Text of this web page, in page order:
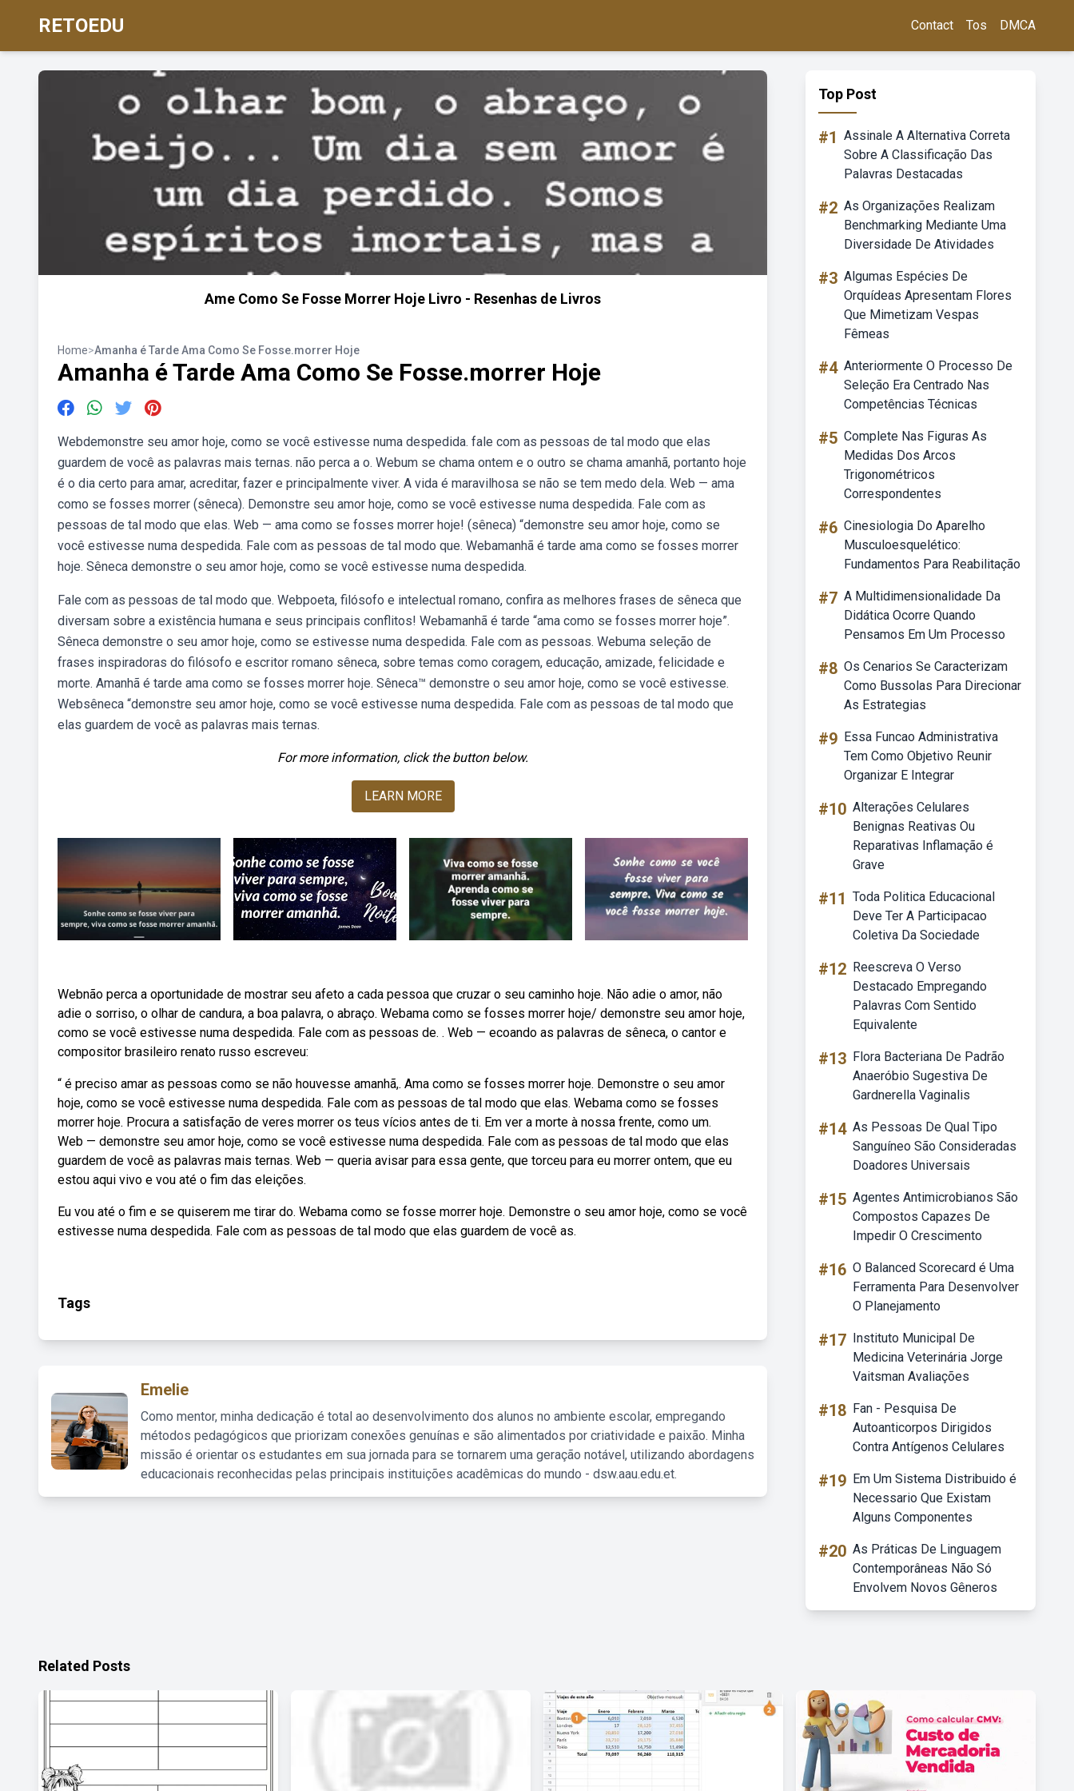
RETOEDU Contact Tos DMCA
Ame Como Se Fosse Morrer Hoje Livro - Resenhas de Livros
Home>Amanha é Tarde Ama Como Se Fosse.morrer Hoje
Amanha é Tarde Ama Como Se Fosse.morrer Hoje
Webdemonstre seu amor hoje, como se você estivesse numa despedida. fale com as pessoas de tal modo que elas
guardem de você as palavras mais ternas. não perca a o. Webum se chama ontem e o outro se chama amanhã, portanto hoje
é o dia certo para amar, acreditar, fazer e principalmente viver. A vida é maravilhosa se não se tem medo dela. Web — ama
como se fosses morrer (sêneca). Demonstre seu amor hoje, como se você estivesse numa despedida. Fale com as
pessoas de tal modo que elas. Web — ama como se fosses morrer hoje! (sêneca) “demonstre seu amor hoje, como se
você estivesse numa despedida. Fale com as pessoas de tal modo que. Webamanhã é tarde ama como se fosses morrer
hoje. Sêneca demonstre o seu amor hoje, como se você estivesse numa despedida.
Fale com as pessoas de tal modo que. Webpoeta, filósofo e intelectual romano, confira as melhores frases de sêneca que
diversam sobre a existência humana e seus principais conflitos! Webamanhã é tarde “ama como se fosses morrer hoje”.
Sêneca demonstre o seu amor hoje, como se estivesse numa despedida. Fale com as pessoas. Webuma seleção de
frases inspiradoras do filósofo e escritor romano sêneca, sobre temas como coragem, educação, amizade, felicidade e
morte. Amanhã é tarde ama como se fosses morrer hoje. Sêneca™ demonstre o seu amor hoje, como se você estivesse.
Websêneca “demonstre seu amor hoje, como se você estivesse numa despedida. Fale com as pessoas de tal modo que
elas guardem de você as palavras mais ternas.
For more information, click the button below.
LEARN MORE
Webnão perca a oportunidade de mostrar seu afeto a cada pessoa que cruzar o seu caminho hoje. Não adie o amor, não
adie o sorriso, o olhar de candura, a boa palavra, o abraço. Webama como se fosses morrer hoje/ demonstre seu amor hoje,
como se você estivesse numa despedida. Fale com as pessoas de. . Web — ecoando as palavras de sêneca, o cantor e
compositor brasileiro renato russo escreveu:
“ é preciso amar as pessoas como se não houvesse amanhã,. Ama como se fosses morrer hoje. Demonstre o seu amor
hoje, como se você estivesse numa despedida. Fale com as pessoas de tal modo que elas. Webama como se fosses
morrer hoje. Procura a satisfação de veres morrer os teus vícios antes de ti. Em ver a morte à nossa frente, como um.
Web — demonstre seu amor hoje, como se você estivesse numa despedida. Fale com as pessoas de tal modo que elas
guardem de você as palavras mais ternas. Web — queria avisar para essa gente, que torceu para eu morrer ontem, que eu
estou aqui vivo e vou até o fim das eleições.
Eu vou até o fim e se quiserem me tirar do. Webama como se fosse morrer hoje. Demonstre o seu amor hoje, como se você
estivesse numa despedida. Fale com as pessoas de tal modo que elas guardem de você as.
Tags
Emelie
Como mentor, minha dedicação é total ao desenvolvimento dos alunos no ambiente escolar, empregando
métodos pedagógicos que priorizam conexões genuínas e são alimentados por criatividade e paixão. Minha
missão é orientar os estudantes em sua jornada para se tornarem uma geração notável, utilizando abordagens
educacionais reconhecidas pelas principais instituições acadêmicas do mundo - dsw.aau.edu.et.
Top Post
#1 Assinale A Alternativa Correta
Sobre A Classificação Das
Palavras Destacadas
#2 As Organizações Realizam
Benchmarking Mediante Uma
Diversidade De Atividades
#3 Algumas Espécies De
Orquídeas Apresentam Flores
Que Mimetizam Vespas
Fêmeas
#4 Anteriormente O Processo De
Seleção Era Centrado Nas
Competências Técnicas
#5 Complete Nas Figuras As
Medidas Dos Arcos
Trigonométricos
Correspondentes
#6 Cinesiologia Do Aparelho
Musculoesquelético:
Fundamentos Para Reabilitação
#7 A Multidimensionalidade Da
Didática Ocorre Quando
Pensamos Em Um Processo
#8 Os Cenarios Se Caracterizam
Como Bussolas Para Direcionar
As Estrategias
#9 Essa Funcao Administrativa
Tem Como Objetivo Reunir
Organizar E Integrar
#10 Alterações Celulares
Benignas Reativas Ou
Reparativas Inflamação é
Grave
#11 Toda Politica Educacional
Deve Ter A Participacao
Coletiva Da Sociedade
#12 Reescreva O Verso
Destacado Empregando
Palavras Com Sentido
Equivalente
#13 Flora Bacteriana De Padrão
Anaeróbio Sugestiva De
Gardnerella Vaginalis
#14 As Pessoas De Qual Tipo
Sanguíneo São Consideradas
Doadores Universais
#15 Agentes Antimicrobianos São
Compostos Capazes De
Impedir O Crescimento
#16 O Balanced Scorecard é Uma
Ferramenta Para Desenvolver
O Planejamento
#17 Instituto Municipal De
Medicina Veterinária Jorge
Vaitsman Avaliações
#18 Fan - Pesquisa De
Autoanticorpos Dirigidos
Contra Antígenos Celulares
#19 Em Um Sistema Distribuido é
Necessario Que Existam
Alguns Componentes
#20 As Práticas De Linguagem
Contemporâneas Não Só
Envolvem Novos Gêneros
Related Posts